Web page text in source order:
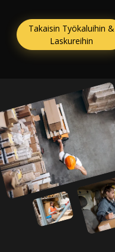
Takaisin Työkaluihin &
Laskureihin